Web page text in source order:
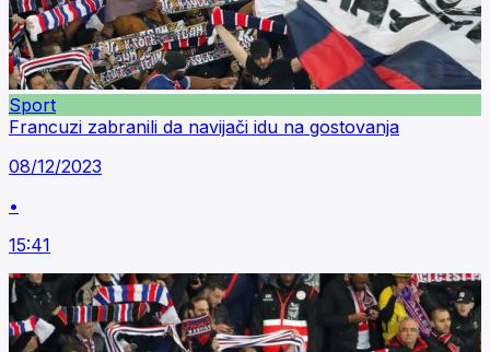
Sport
Francuzi zabranili da navijači idu na gostovanja
08/12/2023
•
15:41